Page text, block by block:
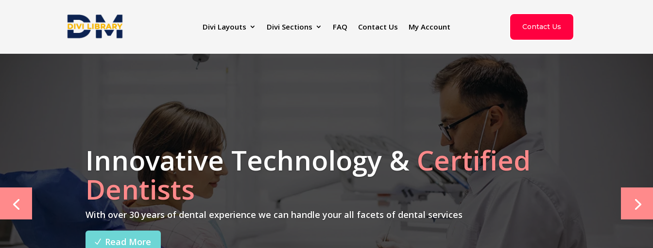
Divi Layouts Divi Sections FAQ Contact Us My Account Contact Us
Innovative Technology &Certified
Dentists
With over 30 years of dental experience we can handle your all facets of dental services
Read More